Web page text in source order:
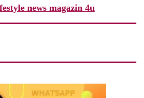
news magazin 4u